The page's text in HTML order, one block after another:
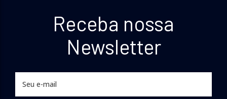
Receba nossa
Newsletter